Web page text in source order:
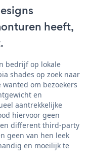
heeft,
bedrijf op lokale
shades op zoek naar
om bezoekers
en
aantrekkelijke
hiervoor geen
different third-party
geen van hen leek
en moeilijk te